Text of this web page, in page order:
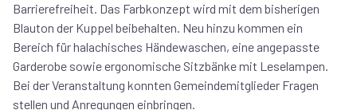
Barrierefreiheit. Das Farbkonzept wird mit dem bisherigen
Blauton der Kuppel beibehalten. Neu hinzu kommen ein
Bereich für halachisches Händewaschen, eine angepasste
Garderobe sowie ergonomische Sitzbänke mit Leselampen.
Bei der Veranstaltung konnten Gemeindemitglieder Fragen
stellen und Anregungen einbringen.